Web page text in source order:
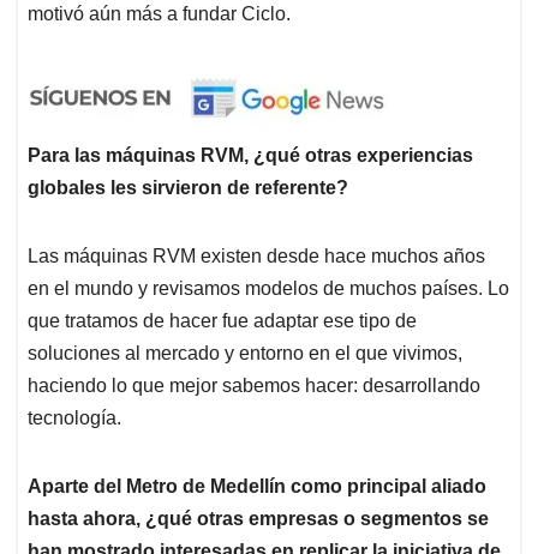
motivó aún más a fundar Ciclo.
Para las máquinas RVM, ¿qué otras experiencias
globales les sirvieron de referente?
Las máquinas RVM existen desde hace muchos años
en el mundo y revisamos modelos de muchos países. Lo
que tratamos de hacer fue adaptar ese tipo de
soluciones al mercado y entorno en el que vivimos,
haciendo lo que mejor sabemos hacer: desarrollando
tecnología.
Aparte del Metro de Medellín como principal aliado
hasta ahora, ¿qué otras empresas o segmentos se